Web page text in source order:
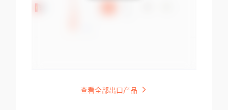
查看全部出口产品